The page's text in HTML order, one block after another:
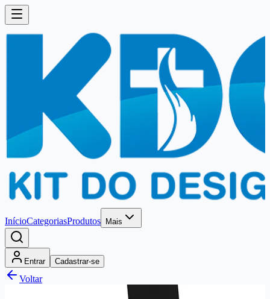
InícioCategoriasProdutos Mais
Entrar Cadastrar-se
Voltar